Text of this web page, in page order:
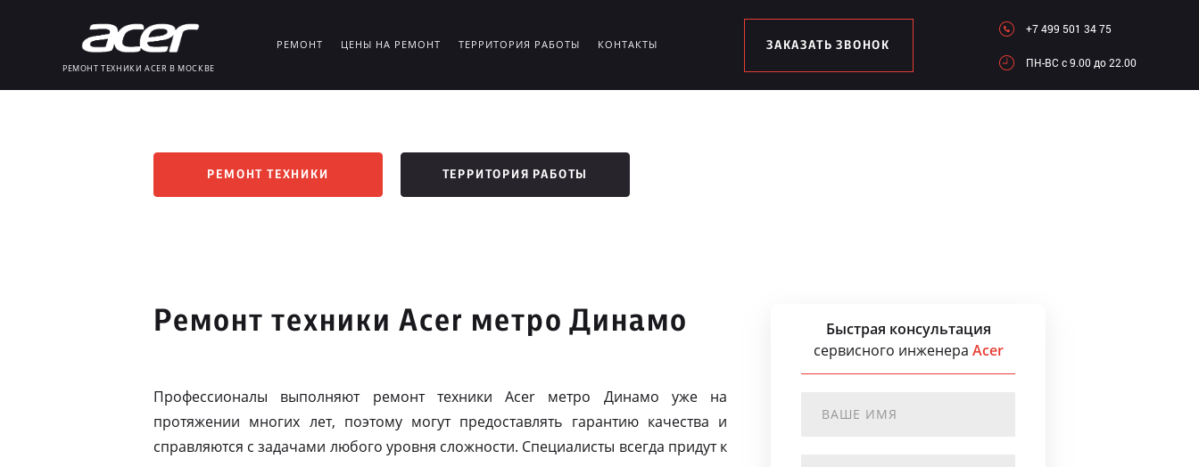
РЕМОНТ ТЕХНИКИ ACER В МОСКВЕ
РЕМОНТ ЦЕНЫ НА РЕМОНТ ТЕРРИТОРИЯ РАБОТЫ КОНТАКТЫ ЗАКАЗАТЬ ЗВОНОК
+7 499 501 34 75
ПН-ВC c 9.00 до 22.00
РЕМОНТ ТЕХНИКИ ТЕРРИТОРИЯ РАБОТЫ
Ремонт техники Acer метро Динамо
Профессионалы выполняют ремонт техники Acer метро Динамо уже на
протяжении многих лет, поэтому могут предоставлять гарантию качества и
справляются с задачами любого уровня сложности. Специалисты всегда придут к
Быстрая консультация
сервисного инженера Acer